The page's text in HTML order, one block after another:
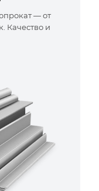
— от
Качество и